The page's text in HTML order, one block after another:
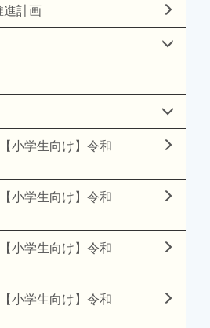
進計画
小学生向け】令和
小学生向け】令和
小学生向け】令和
小学生向け】令和